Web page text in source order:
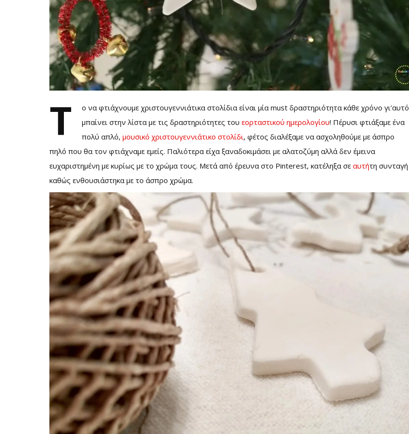
Τ
ο να φτιάχνουμε χριστουγεννιάτικα στολίδια είναι μία must δραστηριότητα κάθε χρόνο γι’αυτό
μπαίνει στην λίστα με τις δραστηριότητες του εορταστικού ημερολογίου! Πέρυσι φτιάξαμε ένα
πολύ απλό, μουσικό χριστουγεννιάτικο στολίδι, φέτος διαλέξαμε να ασχοληθούμε με άσπρο
πηλό που θα τον φτιάχναμε εμείς. Παλιότερα είχα ξαναδοκιμάσει με αλατοζύμη αλλά δεν έμεινα
ευχαριστημένη με κυρίως με το χρώμα τους. Μετά από έρευνα στο Pinterest, κατέληξα σε αυτήτη συνταγή
καθώς ενθουσιάστηκα με το άσπρο χρώμα.